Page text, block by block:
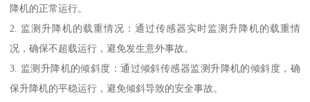
降机的正常运行。
2. 监测升降机的载重情况：通过传感器实时监测升降机的载重情
况，确保不超载运行，避免发生意外事故。
3. 监测升降机的倾斜度：通过倾斜传感器监测升降机的倾斜度，确
保升降机的平稳运行，避免倾斜导致的安全事故。